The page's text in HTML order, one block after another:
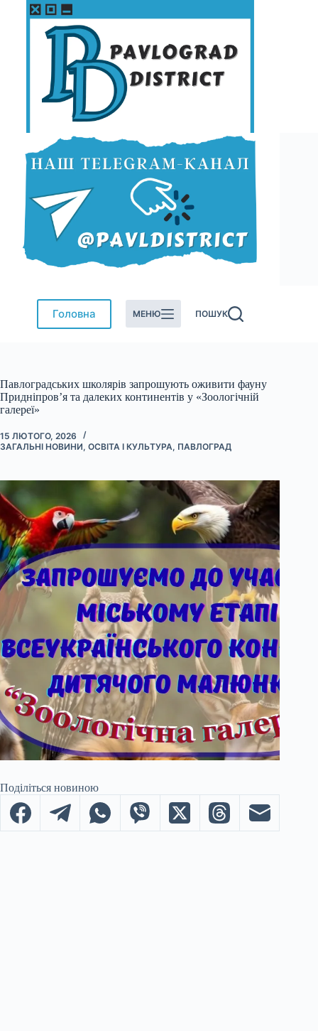
Перейти
Головна МЕНЮ ПОШУК
Павлоградських школярів запрошують оживити фауну
Придніпров’я та далеких континентів у «Зоологічній
галереї»
15 ЛЮТОГО, 2026
ЗАГАЛЬНІ НОВИНИ, ОСВІТА І КУЛЬТУРА, ПАВЛОГРАД
Поділіться новиною